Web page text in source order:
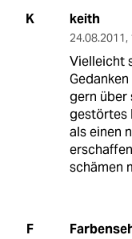
K keith
24.08.2011,
Vielleicht
gern über
gestörtes
als einen
schämen
F